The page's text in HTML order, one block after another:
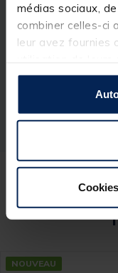
médias sociaux,
combiner celles-ci
leur avez fournies
Réf.
Ces
NOUVEAU